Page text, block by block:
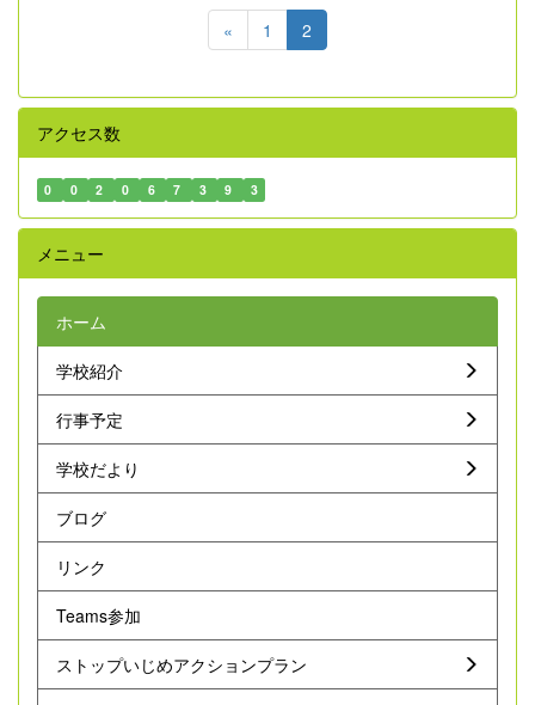
« 1 2
アクセス数
0 0 2 0 6 7 3 9 3
メニュー
ホーム
学校紹介
行事予定
学校だより
ブログ
リンク
Teams参加
ストップいじめアクションプラン